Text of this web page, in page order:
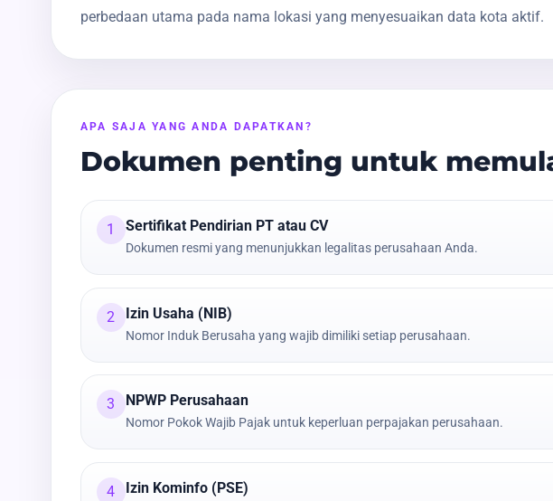
perbedaan utama pada nama lokasi yang menyesuaikan data kota aktif.
APA SAJA YANG ANDA DAPATKAN?
Dokumen penting untuk
1 Sertifikat Pendirian PT atau CV
Dokumen resmi yang menunjukkan legalitas perusahaan Anda.
2 Izin Usaha (NIB)
Nomor Induk Berusaha yang wajib dimiliki setiap perusahaan.
3 NPWP Perusahaan
Nomor Pokok Wajib Pajak untuk keperluan perpajakan perusahaan.
4 Izin Kominfo (PSE)